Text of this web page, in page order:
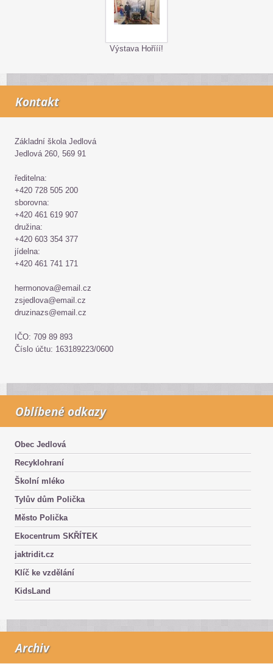
Výstava Hořííí!
Kontakt
Základní škola Jedlová
Jedlová 260, 569 91
ředitelna:
+420 728 505 200
sborovna:
+420 461 619 907
družina:
+420 603 354 377
jídelna:
+420 461 741 171
hermonova@email.cz
zsjedlova@email.cz
druzinazs@email.cz
IČO: 709 89 893
Číslo účtu: 163189223/0600
Oblíbené odkazy
Obec Jedlová
Recyklohraní
Školní mléko
Tylův dům Polička
Město Polička
Ekocentrum SKŘÍTEK
jaktridit.cz
Klíč ke vzdělání
KidsLand
Archiv